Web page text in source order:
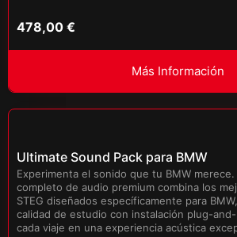
478,00 €
Más Información
Ultimate Sound Pack para BMW
Experimenta el sonido que tu BMW
completo de audio premium combina los
STEG diseñados específicamente para
calidad de estudio con instalación plug-
cada viaje en una experiencia acústica